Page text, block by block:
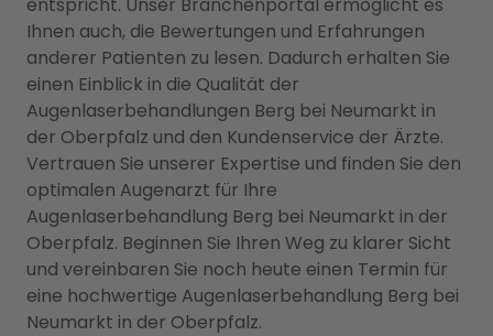
Ihnen auch, die Bewertungen und Erfahrungen
anderer Patienten zu lesen. Dadurch erhalten Sie
einen Einblick in die Qualität der
Augenlaserbehandlungen Berg bei Neumarkt in
der Oberpfalz und den Kundenservice der Ärzte.
Vertrauen Sie unserer Expertise und finden Sie den
optimalen Augenarzt für Ihre
Augenlaserbehandlung Berg bei Neumarkt in der
Oberpfalz. Beginnen Sie Ihren Weg zu klarer Sicht
und vereinbaren Sie noch heute einen Termin für
eine hochwertige Augenlaserbehandlung Berg bei
Neumarkt in der Oberpfalz.